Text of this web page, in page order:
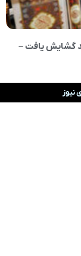
گشایش یافت –
نیوز